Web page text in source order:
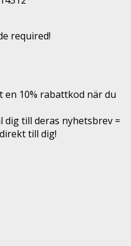
required!
10% rabattkod när du
dig till deras nyhetsbrev =
till dig!